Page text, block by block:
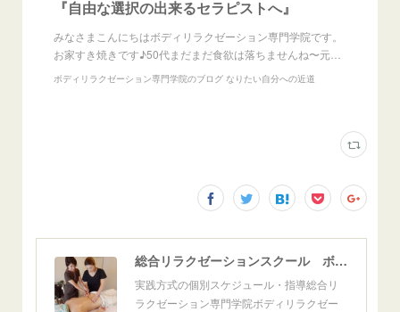
『自由な選択の出来るセラピストへ』
みなさまこんにちはボディリラクゼーション専門学院です。
お家すき焼きです♪50代まだまだ食欲は落ちませんね〜元…
ボディリラクゼーション専門学院のブログ なりたい自分への近道
総合リラクゼーションスクール ボディリラクゼーション専門学院
実践方式の個別スケジュール・指導総合リ
ラクゼーション専門学院ボディリラクゼー